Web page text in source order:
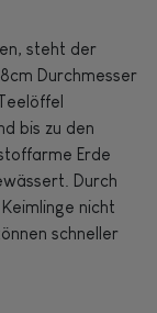
steht der
Durchmesser
bis zu den
Erde
Durch
nicht
schneller